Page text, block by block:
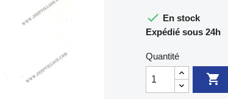
 En stock
Expédié sous 24h
Quantité
